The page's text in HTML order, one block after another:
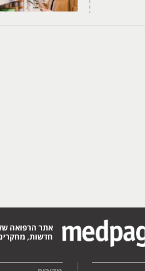
אתר הרפואה
חדשות,